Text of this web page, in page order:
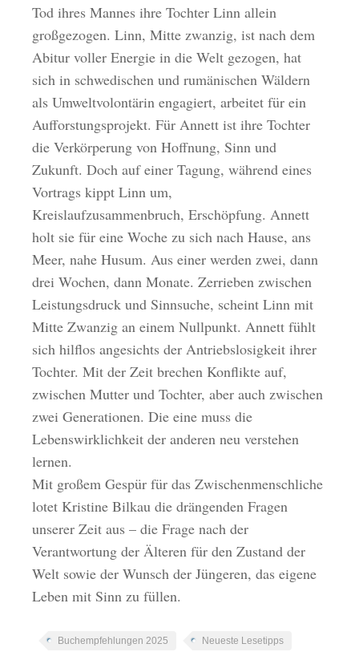
Tod ihres Mannes ihre Tochter Linn allein
großgezogen. Linn, Mitte zwanzig, ist nach dem
Abitur voller Energie in die Welt gezogen, hat
sich in schwedischen und rumänischen Wäldern
als Umweltvolontärin engagiert, arbeitet für ein
Aufforstungsprojekt. Für Annett ist ihre Tochter
die Verkörperung von Hoffnung, Sinn und
Zukunft. Doch auf einer Tagung, während eines
Vortrags kippt Linn um,
Kreislaufzusammenbruch, Erschöpfung. Annett
holt sie für eine Woche zu sich nach Hause, ans
Meer, nahe Husum. Aus einer werden zwei, dann
drei Wochen, dann Monate. Zerrieben zwischen
Leistungsdruck und Sinnsuche, scheint Linn mit
Mitte Zwanzig an einem Nullpunkt. Annett fühlt
sich hilflos angesichts der Antriebslosigkeit ihrer
Tochter. Mit der Zeit brechen Konflikte auf,
zwischen Mutter und Tochter, aber auch zwischen
zwei Generationen. Die eine muss die
Lebenswirklichkeit der anderen neu verstehen
lernen.
Mit großem Gespür für das Zwischenmenschliche
lotet Kristine Bilkau die drängenden Fragen
unserer Zeit aus – die Frage nach der
Verantwortung der Älteren für den Zustand der
Welt sowie der Wunsch der Jüngeren, das eigene
Leben mit Sinn zu füllen.
Buchempfehlungen 2025 Neueste Lesetipps